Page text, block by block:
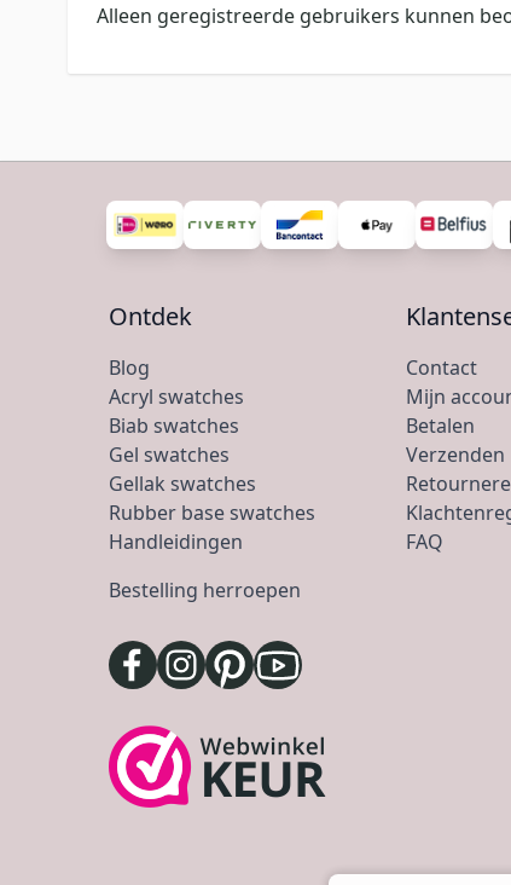
Alleen geregistreerde gebruikers kunnen
Ontdek
Blog
Acryl swatches
Biab swatches
Gel swatches
Gellak swatches
Rubber base swatches
Handleidingen
Bestelling herroepen
Contact
Mijn
Betalen
Verzenden
FAQ